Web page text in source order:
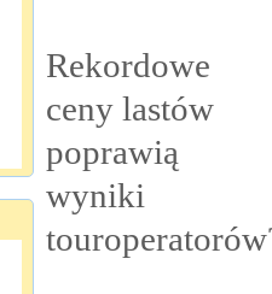
Rekordowe
ceny lastów
poprawią
wyniki